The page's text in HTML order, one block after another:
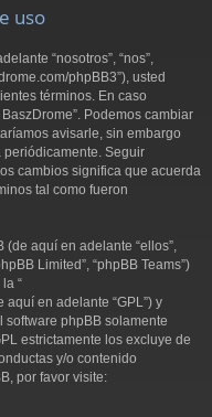
uso
“nosotros”, “nos”,
phpBB3”), usted
términos. En caso
Podemos cambiar
avisarle, sin embargo
Seguir
cambios significa que acuerda
tal como fueron
aquí en adelante “ellos”,
Limited”, “phpBB Teams”)
“
aquí en adelante “GPL”) y
software phpBB solamente
estrictamente los excluye de
y/o contenido
por favor visite: